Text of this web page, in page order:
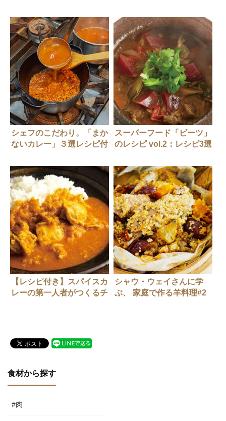
ィンチャオミェン）」
シェフのこだわり。「まか
ないカレー」３選レシピ付
スーパーフード「ビーツ」
のレシピ vol.2：レシピ3選
【レシピ付き】スパイスカ
レーの第一人者がつくるチ
シャウ・ウェイさんに学
ぶ、 家庭で作る羊料理#2
食材から探す
#肉